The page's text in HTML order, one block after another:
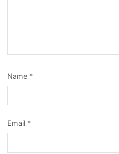
Name *
Email *